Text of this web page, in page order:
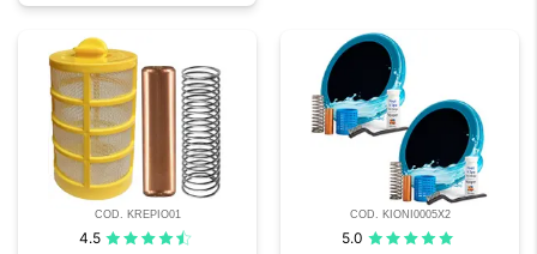
COD. KREPIO01
4.5
COD. KIONI0005X2
5.0